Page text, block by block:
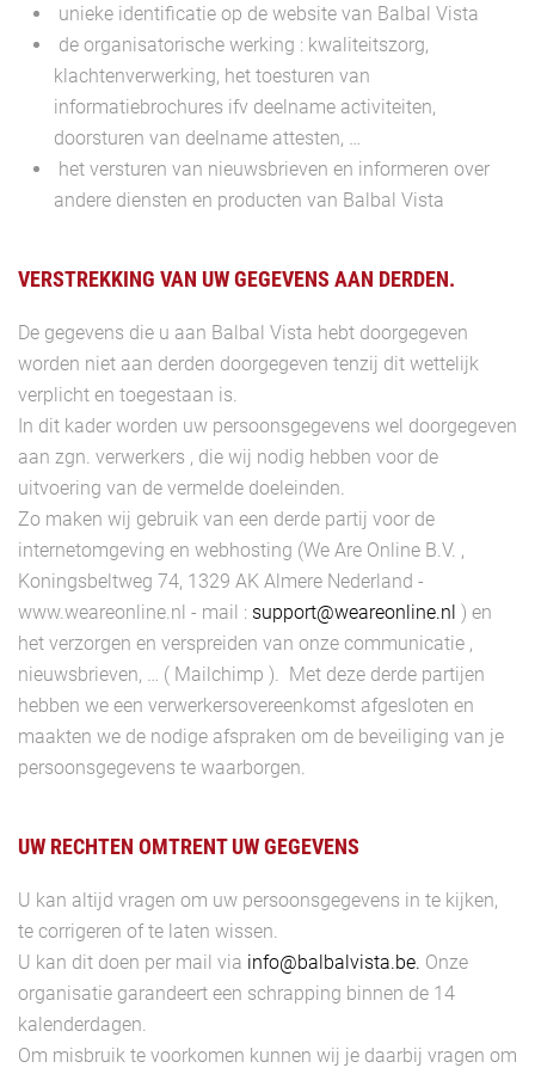
unieke identificatie op de website van Balbal Vista
de organisatorische werking : kwaliteitszorg,
klachtenverwerking, het toesturen van
informatiebrochures ifv deelname activiteiten,
doorsturen van deelname attesten, …
het versturen van nieuwsbrieven en informeren over
andere diensten en producten van Balbal Vista
VERSTREKKING VAN UW GEGEVENS AAN DERDEN.
De gegevens die u aan Balbal Vista hebt doorgegeven
worden niet aan derden doorgegeven tenzij dit wettelijk
verplicht en toegestaan is.
In dit kader worden uw persoonsgegevens wel doorgegeven
aan zgn. verwerkers , die wij nodig hebben voor de
uitvoering van de vermelde doeleinden.
Zo maken wij gebruik van een derde partij voor de
internetomgeving en webhosting (We Are Online B.V. ,
Koningsbeltweg 74, 1329 AK Almere Nederland -
www.weareonline.nl - mail : support@weareonline.nl ) en
het verzorgen en verspreiden van onze communicatie ,
nieuwsbrieven, … ( Mailchimp ). Met deze derde partijen
hebben we een verwerkersovereenkomst afgesloten en
maakten we de nodige afspraken om de beveiliging van je
persoonsgegevens te waarborgen.
UW RECHTEN OMTRENT UW GEGEVENS
U kan altijd vragen om uw persoonsgegevens in te kijken,
te corrigeren of te laten wissen.
U kan dit doen per mail via info@balbalvista.be. Onze
organisatie garandeert een schrapping binnen de 14
kalenderdagen.
Om misbruik te voorkomen kunnen wij je daarbij vragen om